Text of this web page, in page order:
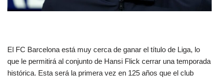
El FC Barcelona está muy cerca de ganar el título de Liga, lo
que le permitirá al conjunto de Hansi Flick cerrar una temporada
histórica. Esta será la primera vez en 125 años que el club